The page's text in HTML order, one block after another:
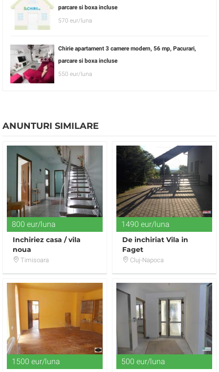
parcare si boxa incluse
570 eur/luna
Chirie apartament 3 camere modern, 56 mp, Pacurari,
parcare si boxa incluse
550 eur/luna
ANUNTURI SIMILARE
800 eur/luna
Inchiriez casa / vila
noua
Timisoara
1490 eur/luna
De inchiriat Vila in
Faget
Cluj-Napoca
1500 eur/luna 500 eur/luna